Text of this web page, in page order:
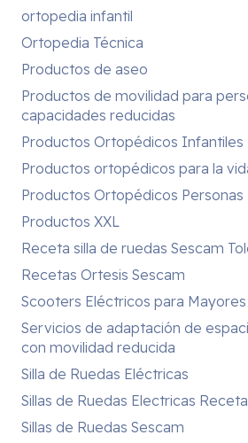
ortopedia infantil
Ortopedia Técnica
Productos de aseo
Productos de movilidad para
capacidades reducidas
Productos Ortopédicos Infantiles
Productos ortopédicos para la
Productos Ortopédicos Personas
Productos XXL
Receta silla de ruedas Sescam
Recetas Ortesis Sescam
Scooters Eléctricos para
Servicios de adaptación de
con movilidad reducida
Silla de Ruedas Eléctricas
Sillas de Ruedas Electricas
Sillas de Ruedas Sescam